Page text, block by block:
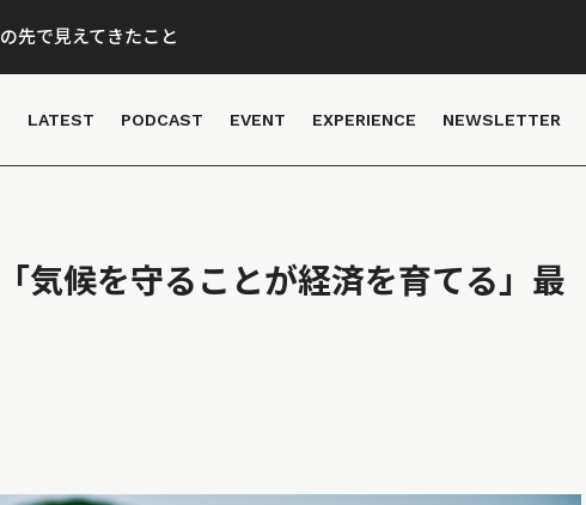
先で見えてきたこと
LATEST PODCAST EVENT EXPERIENCE NEWSLETTER
候を守ることが経済を育てる」最